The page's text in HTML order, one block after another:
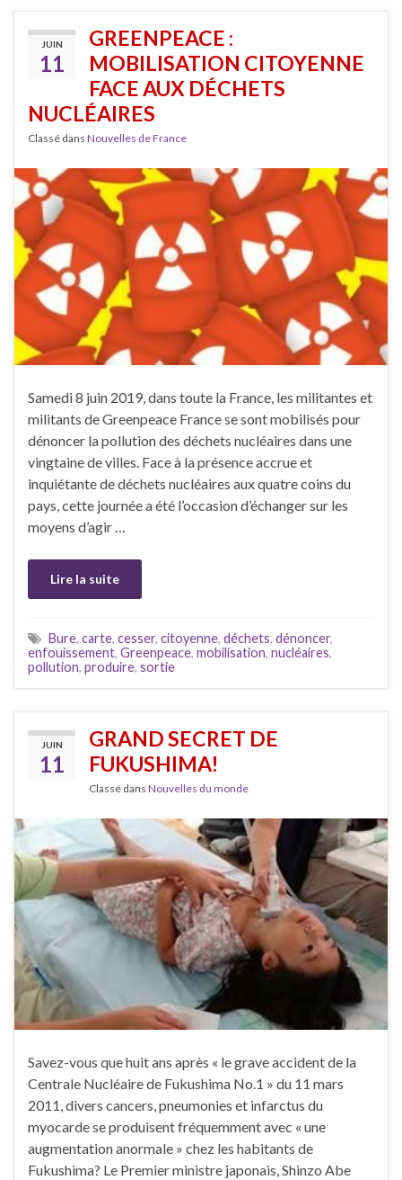
JUIN
11
GREENPEACE :
MOBILISATION CITOYENNE
FACE AUX DÉCHETS
NUCLÉAIRES
Classé dans Nouvelles de France
Samedi 8 juin 2019, dans toute la France, les militantes et
militants de Greenpeace France se sont mobilisés pour
dénoncer la pollution des déchets nucléaires dans une
vingtaine de villes. Face à la présence accrue et
inquiétante de déchets nucléaires aux quatre coins du
pays, cette journée a été l’occasion d’échanger sur les
moyens d’agir …
Lire la suite
Bure, carte, cesser, citoyenne, déchets, dénoncer,
enfouissement, Greenpeace, mobilisation, nucléaires,
pollution, produire, sortie
JUIN
11
GRAND SECRET DE
FUKUSHIMA!
Classé dans Nouvelles du monde
Savez-vous que huit ans après « le grave accident de la
Centrale Nucléaire de Fukushima No.1 » du 11 mars
2011, divers cancers, pneumonies et infarctus du
myocarde se produisent fréquemment avec « une
augmentation anormale » chez les habitants de
Fukushima? Le Premier ministre japonais, Shinzo Abe